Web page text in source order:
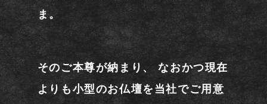
ま。
そのご本尊が納まり、 なおかつ現在
よりも小型のお仏壇を当社でご用意